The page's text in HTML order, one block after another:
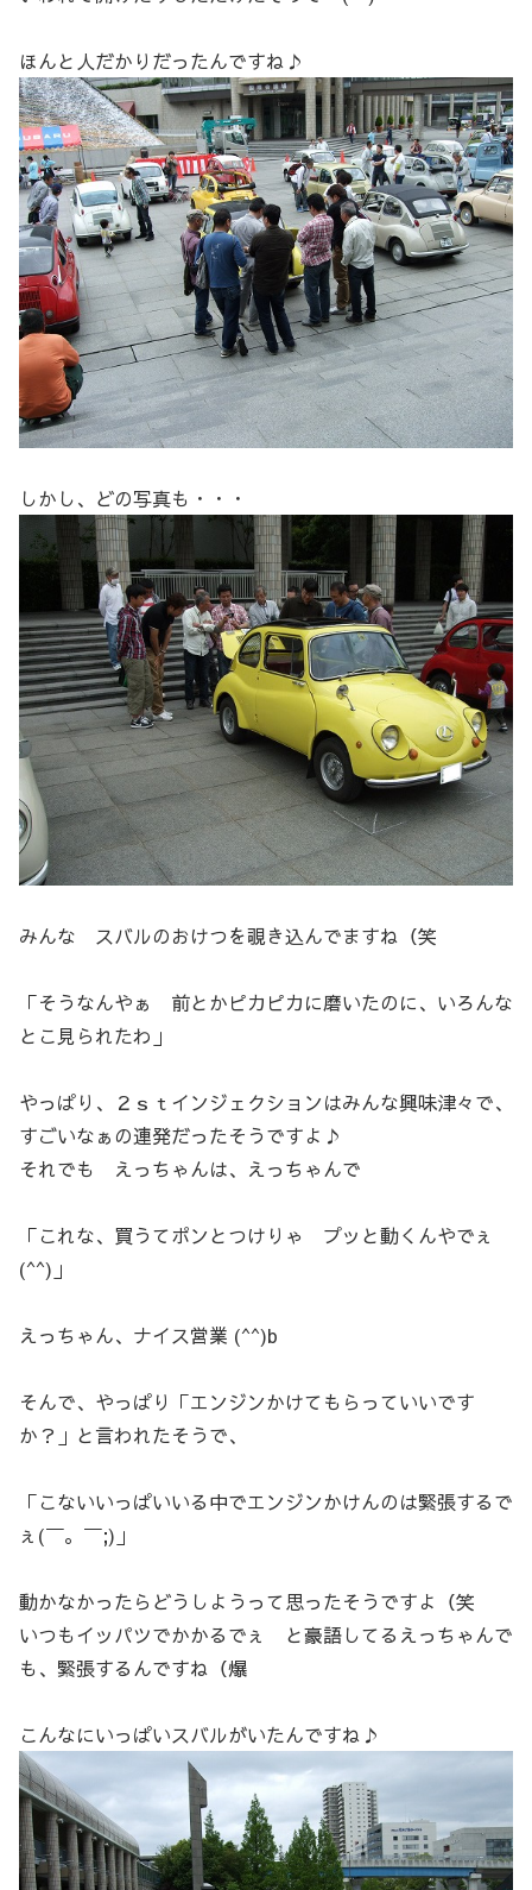
ほんと人だかりだったんですね♪
しかし、どの写真も・・・
みんな スバルのおけつを覗き込んでますね（笑
「そうなんやぁ 前とかピカピカに磨いたのに、いろんな
とこ見られたわ」
やっぱり、２ｓｔインジェクションはみんな興味津々で、
すごいなぁの連発だったそうですよ♪
それでも えっちゃんは、えっちゃんで
「これな、買うてポンとつけりゃ プッと動くんやでぇ
(^^)」
えっちゃん、ナイス営業 (^^)b
そんで、やっぱり「エンジンかけてもらっていいです
か？」と言われたそうで、
「こないいっぱいいる中でエンジンかけんのは緊張するで
ぇ(￣。￣;)」
動かなかったらどうしようって思ったそうですよ（笑
いつもイッパツでかかるでぇ と豪語してるえっちゃんで
も、緊張するんですね（爆
こんなにいっぱいスバルがいたんですね♪